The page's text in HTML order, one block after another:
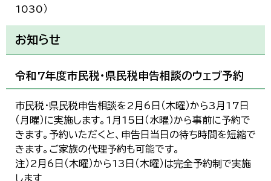
1030）
お知らせ
令和7年度市民税・県民税申告相談のウェブ予約
市民税・県民税申告相談を2月6日（木曜）から3月17日
（月曜）に実施します。1月15日（水曜）から事前に予約で
きます。予約いただくと、申告日当日の待ち時間を短縮で
きます。ご家族の代理予約も可能です。
注）2月6日（木曜）から13日（木曜）は完全予約制で実施
します